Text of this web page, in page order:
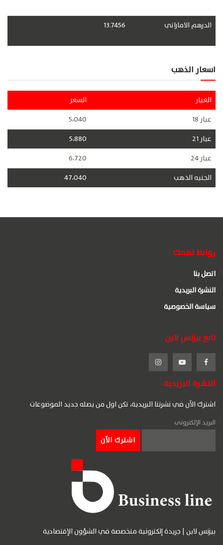
الدرهم الاماراتي 13.7456
اسعار الذهب
العيار
السعر
عيار 18
5،040
عيار 21
5،880
عيار 24
6،720
الجنيه الذهب
47،040
روابط تهمك
اتصل بنا
النشرة البريدية
سياسة الخصوصية
تابع بيزنس لاين
النشرة البريدية
اشترك الآن في نشرتنا البريدية، تكن اول من يصله جديد الموضوعات
البريد الإلكتروني
بيزنس لاين | جريدة إلكترونية متخصصة في الشؤون الإقتصادية